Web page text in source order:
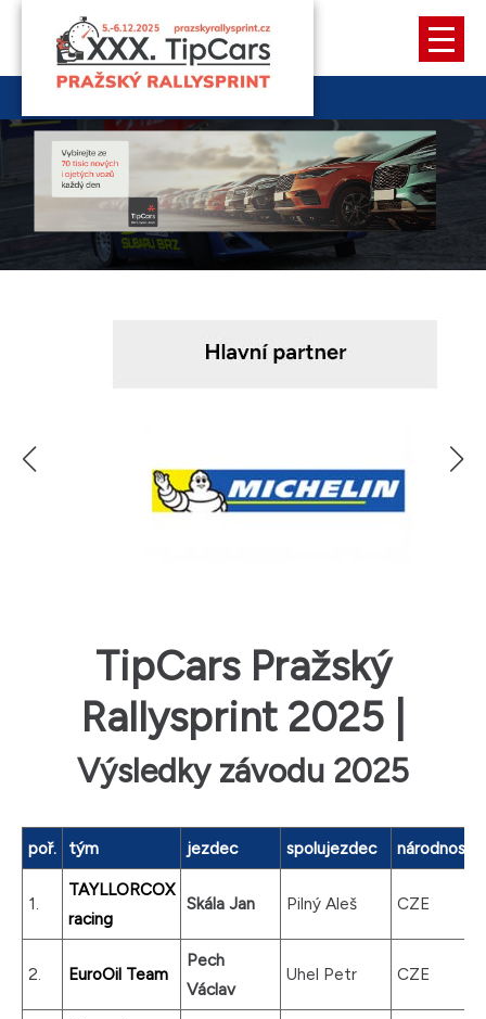
TipCars Pražský
Rallysprint 2025 |
Výsledky závodu 2025
poř. tým jezdec spolujezdec národnost
1.
TAYLLORCOX
racing
Skála Jan Pilný Aleš CZE
2. EuroOil Team
Pech
Václav
Uhel Petr CZE